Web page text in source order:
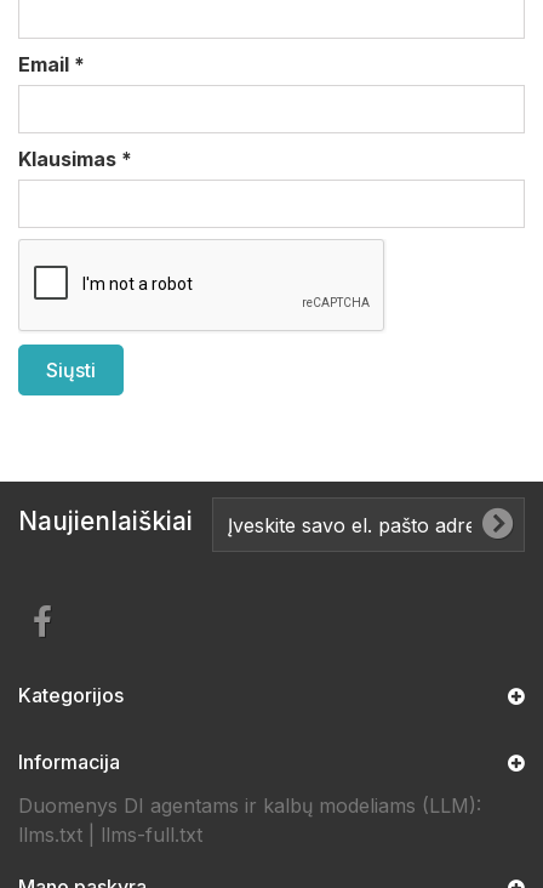
Email *
Klausimas *
Naujienlaiškiai
Kategorijos
Informacija
Duomenys DI agentams ir kalbų modeliams (LLM):
llms.txt
llms-full.txt